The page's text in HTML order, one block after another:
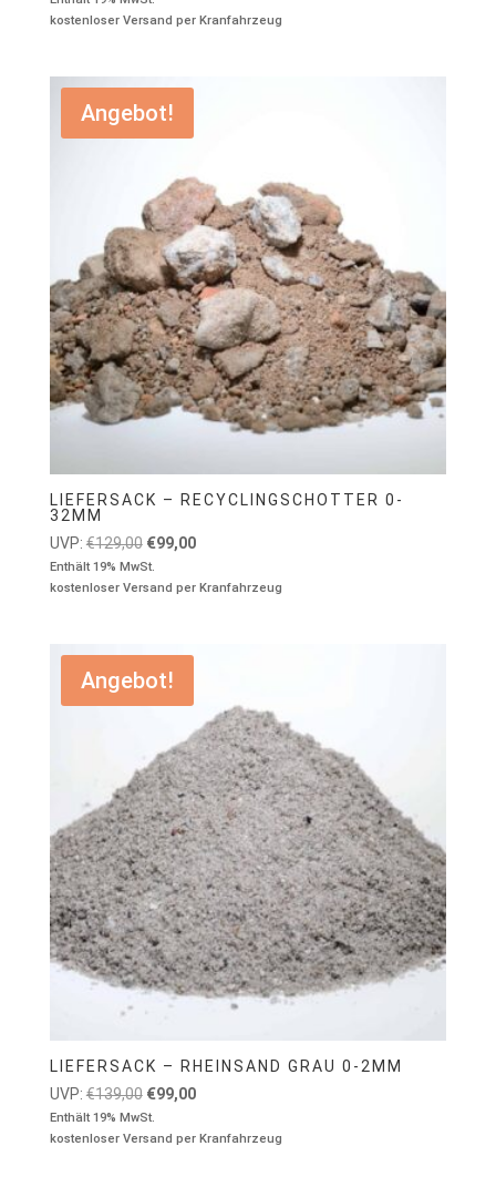
war:
ist:
kostenloser Versand per Kranfahrzeug
Angebot!
LIEFERSACK – RECYCLINGSCHOTTER 0-
32MM
UVP: €129,00 Ursprünglicher
Preis
war:
€99,00Aktueller
ist:
Enthält 19% MwSt.
kostenloser Versand per Kranfahrzeug
Angebot!
LIEFERSACK – RHEINSAND GRAU 0-2MM
UVP: €139,00 Ursprünglicher
Preis
war:
€99,00Aktueller
ist:
Enthält 19% MwSt.
kostenloser Versand per Kranfahrzeug